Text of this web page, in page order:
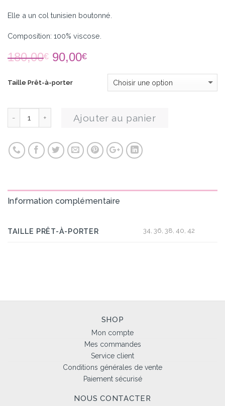
Elle a un col tunisien boutonné.
Composition: 100% viscose.
180,00€ 90,00€
Taille Prêt-à-porter
Ajouter au panier
Information complémentaire
TAILLE PRÊT-À-PORTER 34, 36, 38, 40, 42
SHOP
Mon compte
Mes commandes
Service client
Conditions générales de vente
Paiement sécurisé
NOUS CONTACTER